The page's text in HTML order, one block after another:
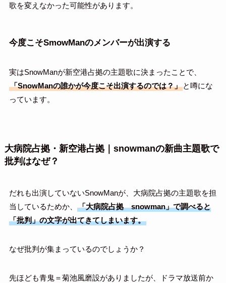
歌を変えなかった可能性があります。
今度こそSmowManのメンバーが出演する
実はSnowManが新空港占拠の主題歌に決まったことで、
「SnowManの誰かが今度こそ出演するのでは？」と噂にな
っています。
大病院占拠・新空港占拠｜snowmanの新曲主題歌で
批判はなぜ？
だれも出演していないSnowManが、大病院占拠の主題歌を担
当しているためか、
「大病院占拠 snowman」で調べると
「批判」の文字が出てきてしまいます。
なぜ批判が集まっているのでしょうか？
先ほども青鬼＝菊池風磨設がありましたが、ドラマ放送前か